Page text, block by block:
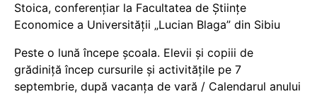
Stoica, conferențiar la Facultatea de Științe
Economice a Universității „Lucian Blaga” din Sibiu
Peste o lună începe școala. Elevii și copiii de
grădiniță încep cursurile și activitățile pe 7
septembrie, după vacanța de vară / Calendarul anului